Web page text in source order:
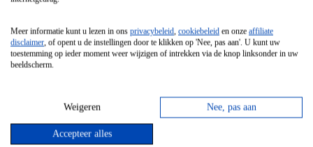
Vrijstaande Magnetron
Vrijstaande Kookplaat
Inbouw Gaskookplaat
Inbouw Keramische Kookplaat
Meer informatie kunt u lezen in ons privacybeleid, cookiebeleid en onze affiliate
disclaimer, of opent u de instellingen door te klikken op 'Nee, pas aan'. U kunt uw
toestemming op ieder moment weer wijzigen of intrekken via de knop linksonder in uw
beeldscherm.
Weigeren Nee, pas aan
Accepteer alles